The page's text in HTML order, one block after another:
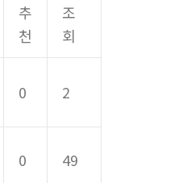
추
천
조
회
0 2
0 49